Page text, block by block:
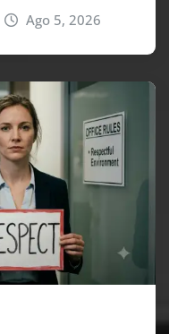
Ago 5, 2026